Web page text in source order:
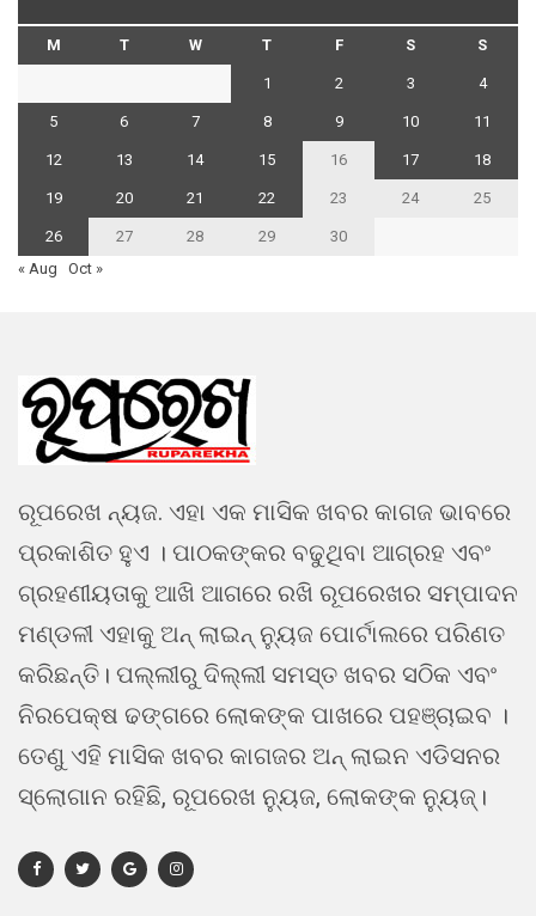
M T W T F S S
1 2 3 4
5 6 7 8 9 10 11
12 13 14 15 16 17 18
19 20 21 22 23 24 25
26 27 28 29
30
« Aug
Oct »
ରୂପରେଖ ନ୍ୟଜ. ଏହା ଏକ ମାସିକ ଖବର କାଗଜ ଭାବରେ
ପ୍ରକାଶିତ ହୁଏ । ପାଠକଙ୍କର ବଢୁଥିବା ଆଗ୍ରହ ଏବଂ
ଗ୍ରହଣୀୟତାକୁ ଆଖି ଆଗରେ ରଖି ରୂପରେଖର ସମ୍ପାଦନ
ମଣ୍ଡଳୀ ଏହାକୁ ଅନ୍ ଲାଇନ୍ ନ୍ୟୁଜ ପୋର୍ଟାଲରେ ପରିଣତ
କରିଛନ୍ତି। ପଲ୍ଲୀରୁ ଦିଲ୍ଲୀ ସମସ୍ତ ଖବର ସଠିକ ଏବଂ
ନିରପେକ୍ଷ ଢଙ୍ଗରେ ଲୋକଙ୍କ ପାଖରେ ପହଞ୍ଚାଇବ ।
ତେଣୁ ଏହି ମାସିକ ଖବର କାଗଜର ଅନ୍ ଲାଇନ ଏଡିସନର
ସ୍ଲୋଗାନ ରହିଛି, ରୂପରେଖ ନ୍ୟୁଜ, ଲୋକଙ୍କ ନ୍ୟୁଜ୍।